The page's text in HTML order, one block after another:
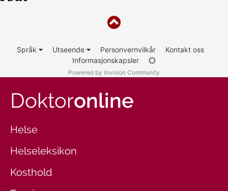
Språk Utseende Personvernvilkår
Kontakt oss
Informasjonskapsler
Powered by Invision Community
Doktoronline
Helse
Helseleksikon
Kosthold